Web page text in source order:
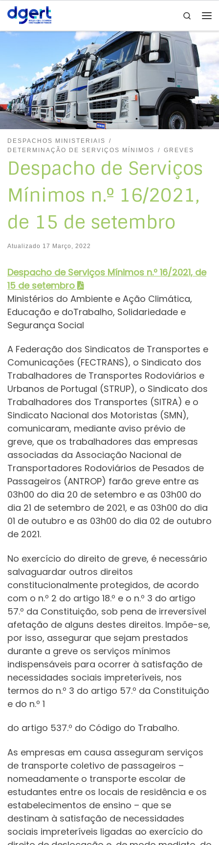
Skip to content
Search
DESPACHOS MINISTERIAIS
DETERMINAÇÃO DE SERVIÇOS MÍNIMOS
GREVES
Despacho de Serviços
Mínimos n.º 16/2021,
de 15 de setembro
Atualizado 17 Março, 2022
Despacho de Serviços Mínimos n.º 16/2021, de
15 de setembro
Ministérios do Ambiente e Ação Climática,
Educação e doTrabalho, Solidariedade e
Segurança Social
A Federação dos Sindicatos de Transportes e
Comunicações (FECTRANS), o Sindicato dos
Trabalhadores de Transportes Rodoviários e
Urbanos de Portugal (STRUP), o Sindicato dos
Trabalhadores dos Transportes (SITRA) e o
Sindicato Nacional dos Motoristas (SMN),
comunicaram, mediante aviso prévio de
greve, que os trabalhadores das empresas
associadas da Associação Nacional de
Transportadores Rodoviários de Pesados de
Passageiros (ANTROP) farão greve entre as
03h00 do dia 20 de setembro e as 03h00 do
dia 21 de setembro de 2021, e as 03h00 do dia
01 de outubro e as 03h00 do dia 02 de outubro
de 2021.
No exercício do direito de greve, é necessário
salvaguardar outros direitos
constitucionalmente protegidos, de acordo
com o n.º 2 do artigo 18.º e o n.º 3 do artigo
57.º da Constituição, sob pena de irreversível
afetação de alguns destes direitos. Impõe-se,
por isso, assegurar que sejam prestados
durante a greve os serviços mínimos
indispensáveis para ocorrer à satisfação de
necessidades sociais impreteríveis, nos
termos do n.º 3 do artigo 57.º da Constituição
e do n.º 1
do artigo 537.º do Código do Trabalho.
As empresas em causa asseguram serviços
de transporte coletivo de passageiros –
nomeadamente o transporte escolar de
estudantes entre os locais de residência e os
estabelecimentos de ensino – que se
destinam à satisfação de necessidades
sociais impreteríveis ligadas ao exercício do